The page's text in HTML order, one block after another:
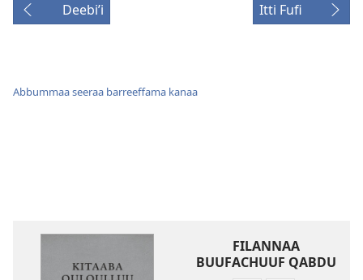
Deebiʼi Itti Fufi
Abbummaa seeraa barreeffama kanaa
FILANNAA
BUUFACHUUF QABDU